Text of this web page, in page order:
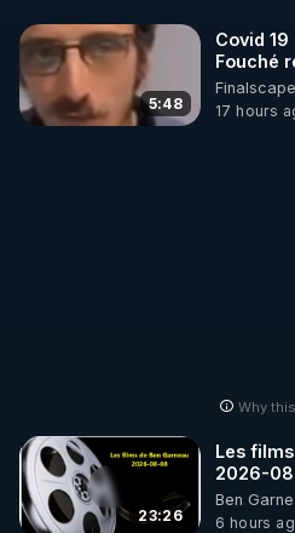
et discutent de la COVID-19.
non censuré où ils peuvent
partager, échanger et
sur le sujet.
aura lieu à l’IHU
Le 1er avril 2022, à Massy,
développer leurs
expérience pratique
5:48
Covid 19
Fouché
de
Finalscape
17 hours
Why
23:26
Les
2026-
Ben
6 hours